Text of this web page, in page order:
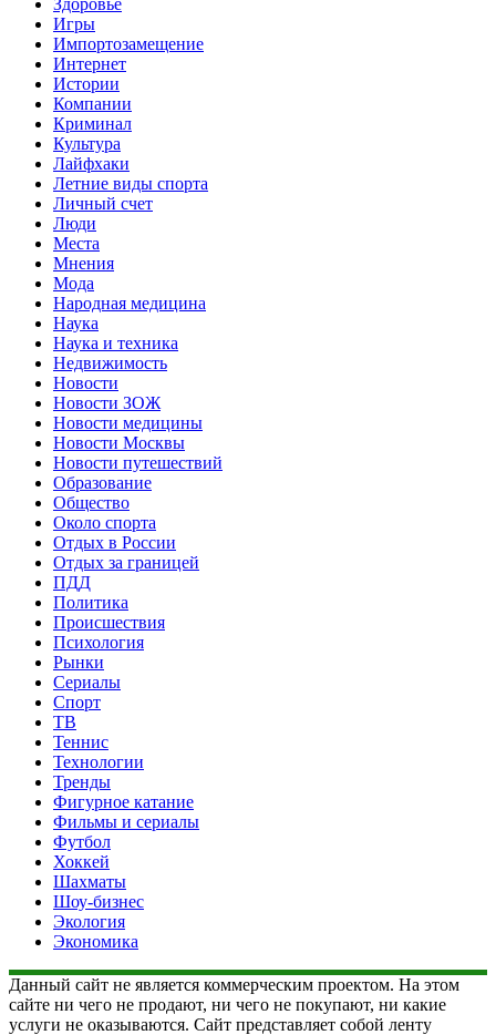
Игры
Импортозамещение
Интернет
Истории
Компании
Криминал
Культура
Лайфхаки
Летние виды спорта
Личный счет
Люди
Места
Мнения
Мода
Народная медицина
Наука
Наука и техника
Недвижимость
Новости
Новости ЗОЖ
Новости медицины
Новости Москвы
Новости путешествий
Образование
Общество
Около спорта
Отдых в России
Отдых за границей
ПДД
Политика
Происшествия
Психология
Рынки
Сериалы
Спорт
ТВ
Теннис
Технологии
Тренды
Фигурное катание
Фильмы и сериалы
Футбол
Хоккей
Шахматы
Шоу-бизнес
Экология
Экономика
Данный сайт не является коммерческим проектом. На этом
сайте ни чего не продают, ни чего не покупают, ни какие
услуги не оказываются. Сайт представляет собой ленту